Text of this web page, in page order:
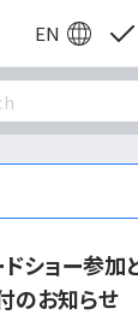
EN
ショー参加
のお知らせ